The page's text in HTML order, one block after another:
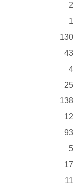
2
1
130
43
4
25
138
12
93
5
17
11